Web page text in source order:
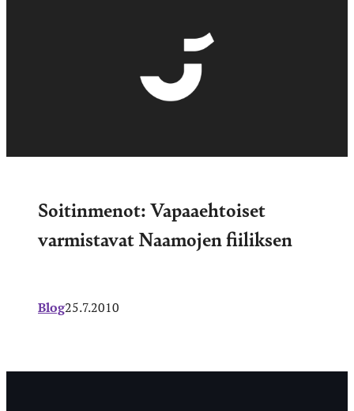
Soitinmenot: Vapaaehtoiset
varmistavat Naamojen fiiliksen
Blog25.7.2010